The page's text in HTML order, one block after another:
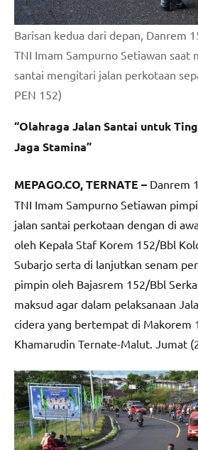
Barisan kedua dari depan, Danrem
TNI Imam Sampurno Setiawan saat
santai mengitari jalan perkotaan
PEN 152)
“Olahraga Jalan Santai untuk
Jaga Stamina”
MEPAGO.CO, TERNATE – Danrem
TNI Imam Sampurno Setiawan
jalan santai perkotaan dengan di
oleh Kepala Staf Korem 152/Bbl
Subarjo serta di lanjutkan senam
pimpin oleh Bajasrem 152/Bbl
maksud agar dalam pelaksanaan
cidera yang bertempat di Makorem
Khamarudin Ternate-Malut. Jumat